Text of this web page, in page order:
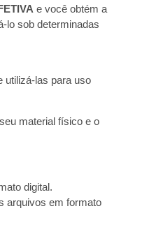
e você obtém a
lo sob determinadas
utilizá-las para uso
material físico e o
digital.
arquivos em formato